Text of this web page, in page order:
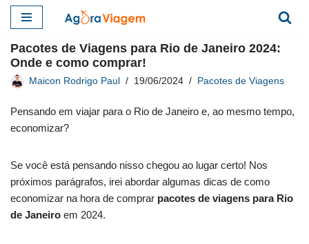
para
o
conteúdo
Pacotes de Viagens para Rio de Janeiro 2024:
Onde e como comprar!
Maicon Rodrigo Paul 19/06/2024 Pacotes de Viagens
Pensando em viajar para o Rio de Janeiro e, ao mesmo tempo,
economizar?
Se você está pensando nisso chegou ao lugar certo! Nos
próximos parágrafos, irei abordar algumas dicas de como
economizar na hora de comprar pacotes de viagens para Rio
de Janeiro em 2024.